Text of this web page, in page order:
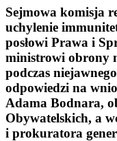
Sejmowa komisja
uchylenie
posłowi Prawa i
ministrowi obrony
podczas
odpowiedzi na
Adama Bodnara,
Obywatelskich, a
i prokuratora